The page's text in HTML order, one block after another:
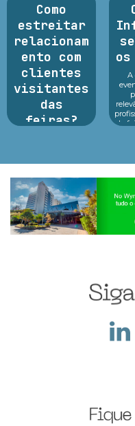
Como
estreitar
relacionam
ento com
clientes
visitantes
das
feiras?
recebe diversos
visitantes em seu
stand, apresenta seus
produtos e serviços,
ocorre a troca de
cartões e...
A
de